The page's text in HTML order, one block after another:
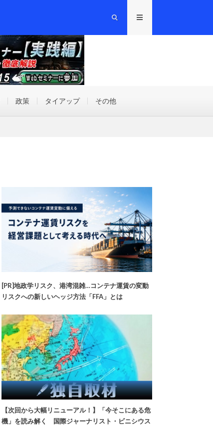
政策 タイアップ その他
[PR]地政学リスク、港湾混雑…コンテナ運賃の変動
リスクへの新しいヘッジ方法「FFA」とは
【次回から大幅リニューアル！】「今そこにある危
機」を読み解く 国際ジャーナリスト・ビニシウス